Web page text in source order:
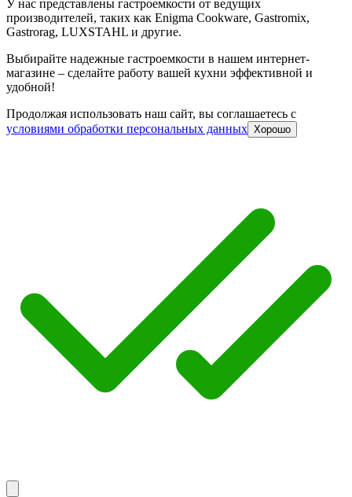
У нас представлены гастроемкости от ведущих
производителей, таких как Enigma Cookware, Gastromix,
Gastrorag, LUXSTAHL и другие.
Выбирайте надежные гастроемкости в нашем интернет-
магазине – сделайте работу вашей кухни эффективной и
удобной!
Продолжая использовать наш сайт, вы соглашаетесь c
условиями обработки персональных данных Хорошо